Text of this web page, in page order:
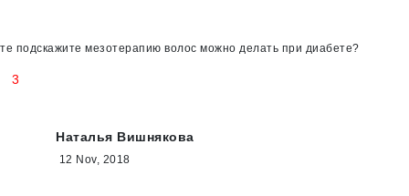
подскажите мезотерапию волос можно делать при диабете?
3
Наталья Вишнякова
12 Nov, 2018